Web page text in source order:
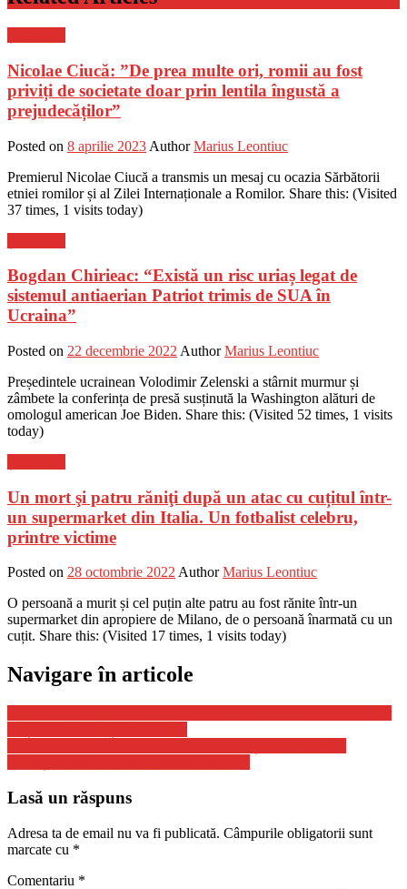
Nicolae Ciucă: ”De prea multe ori, romii au fost
priviți de societate doar prin lentila îngustă a
prejudecăților”
Posted on 8 aprilie 2023 Author Marius Leontiuc
Premierul Nicolae Ciucă a transmis un mesaj cu ocazia Sărbătorii
etniei romilor și al Zilei Internaționale a Romilor. Share this: (Visited
37 times, 1 visits today)
Bogdan Chirieac: “Există un risc uriaș legat de
sistemul antiaerian Patriot trimis de SUA în
Ucraina”
Posted on 22 decembrie 2022 Author Marius Leontiuc
Președintele ucrainean Volodimir Zelenski a stârnit murmur și
zâmbete la conferința de presă susținută la Washington alături de
omologul american Joe Biden. Share this: (Visited 52 times, 1 visits
today)
Un mort şi patru răniţi după un atac cu cuțitul într-
un supermarket din Italia. Un fotbalist celebru,
printre victime
Posted on 28 octombrie 2022Author Marius Leontiuc
O persoană a murit și cel puțin alte patru au fost rănite într-un
supermarket din apropiere de Milano, de o persoană înarmată cu un
cuțit. Share this: (Visited 17 times, 1 visits today)
Navigare în articole
Lasă un răspuns
Adresa ta de email nu va fi publicată. Câmpurile obligatorii sunt
marcate cu *
Comentariu *